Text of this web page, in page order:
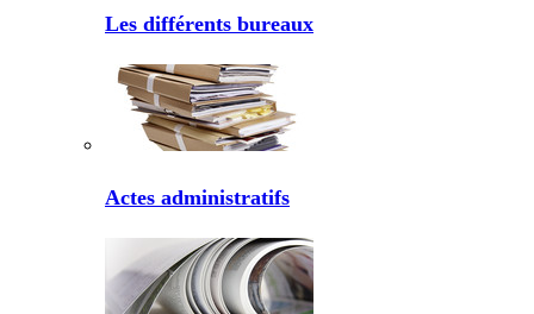
Les différents bureaux
Actes administratifs